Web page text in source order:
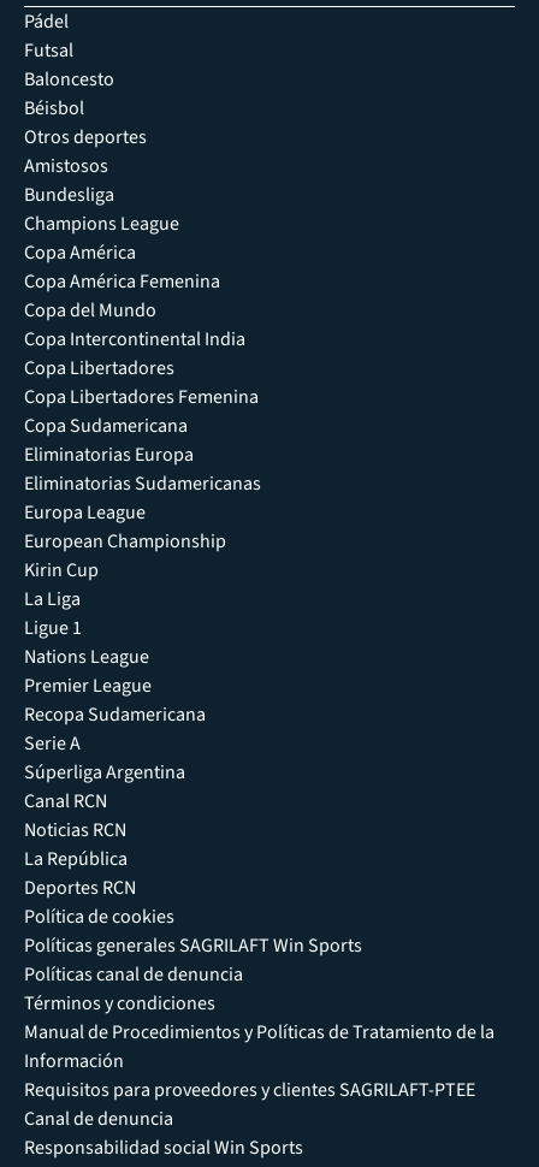
Pádel
Futsal
Baloncesto
Béisbol
Otros deportes
Amistosos
Bundesliga
Champions League
Copa América
Copa América Femenina
Copa del Mundo
Copa Intercontinental India
Copa Libertadores
Copa Libertadores Femenina
Copa Sudamericana
Eliminatorias Europa
Eliminatorias Sudamericanas
Europa League
European Championship
Kirin Cup
La Liga
Ligue 1
Nations League
Premier League
Recopa Sudamericana
Serie A
Súperliga Argentina
Canal RCN
Noticias RCN
La República
Deportes RCN
Política de cookies
Políticas generales SAGRILAFT Win Sports
Políticas canal de denuncia
Términos y condiciones
Manual de Procedimientos y Políticas de Tratamiento de la
Información
Requisitos para proveedores y clientes SAGRILAFT-PTEE
Canal de denuncia
Responsabilidad social Win Sports